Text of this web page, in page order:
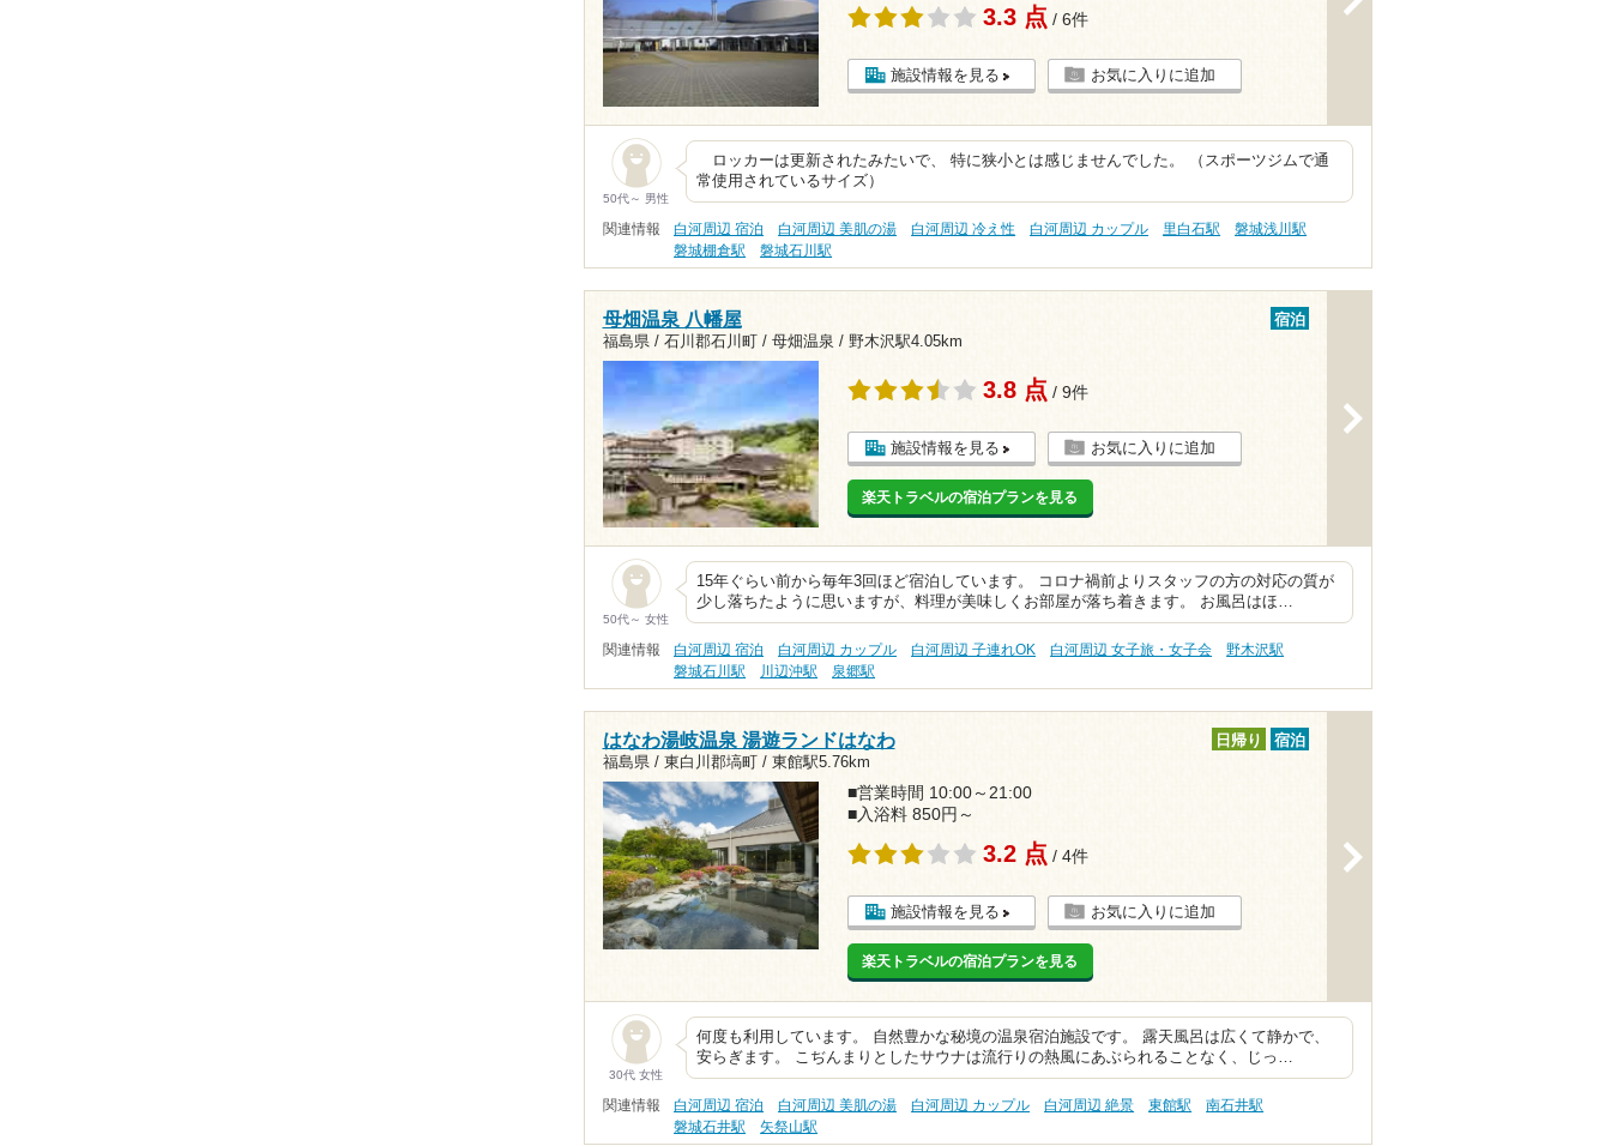
3.3 点 / 6件
施設情報を見る お気に入りに追加
50代～ 男性
ロッカーは更新されたみたいで、 特に狭小とは感じませんでした。 （スポーツジムで通
常使用されているサイズ）
関連情報 白河周辺 宿泊 白河周辺 美肌の湯 白河周辺 冷え性 白河周辺 カップル 里白石駅
磐城浅川駅
磐城棚倉駅
磐城石川駅
母畑温泉 八幡屋
福島県 / 石川郡石川町 / 母畑温泉 / 野木沢駅4.05km
宿泊
3.8 点 / 9件
施設情報を見る お気に入りに追加
楽天トラベルの宿泊プランを見る
50代～ 女性
15年ぐらい前から毎年3回ほど宿泊しています。 コロナ禍前よりスタッフの方の対応の質が
少し落ちたように思いますが、料理が美味しくお部屋が落ち着きます。 お風呂はほ…
関連情報 白河周辺 宿泊 白河周辺 カップル 白河周辺 子連れOK 白河周辺 女子旅・女子会
野木沢駅
磐城石川駅
川辺沖駅 泉郷駅
はなわ湯岐温泉 湯遊ランドはなわ
福島県 / 東白川郡塙町 / 東館駅5.76km
日帰り 宿泊
■営業時間 10:00～21:00
■入浴料 850円～
3.2 点 / 4件
施設情報を見る お気に入りに追加
楽天トラベルの宿泊プランを見る
30代 女性
何度も利用しています。 自然豊かな秘境の温泉宿泊施設です。 露天風呂は広くて静かで、
安らぎます。 こぢんまりとしたサウナは流行りの熱風にあぶられることなく、じっ…
関連情報 白河周辺 宿泊 白河周辺 美肌の湯 白河周辺 カップル 白河周辺 絶景 東館駅
南石井駅
磐城石井駅
矢祭山駅